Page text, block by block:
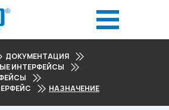
ДОКУМЕНТАЦИЯ
ИНТЕРФЕЙСЫ
НАЗНАЧЕНИЕ